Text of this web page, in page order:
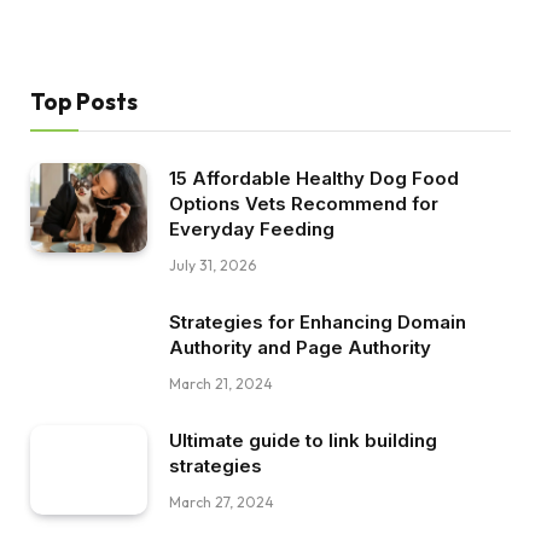
Top Posts
15 Affordable Healthy Dog Food
Options Vets Recommend for
Everyday Feeding
July 31, 2026
Strategies for Enhancing Domain
Authority and Page Authority
March 21, 2024
Ultimate guide to link building
strategies
March 27, 2024